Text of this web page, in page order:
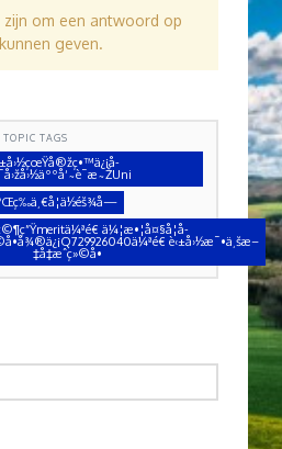
om een antwoord op
geven.
TOPIC TAGS
ä¼¦æ•¦å¤§å­¦å­
è‹±å›½æ¯•ä¸šæ–
‡å‡­æˆç»©å•